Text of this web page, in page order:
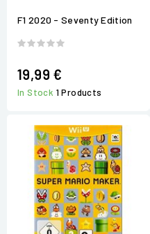
F1 2020 - Seventy Edition
19,99 €
In Stock 1 Products